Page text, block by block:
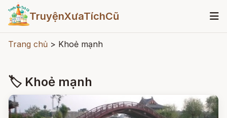
TruyệnXưaTíchCũ
Trang chủ > Khoẻ mạnh
🏷 Khoẻ mạnh